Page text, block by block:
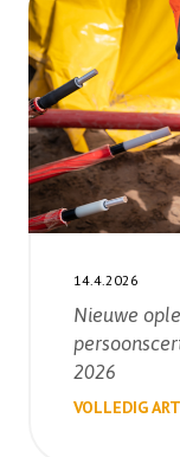
14.4.2026
Nieuwe
2026
VOLLEDIG